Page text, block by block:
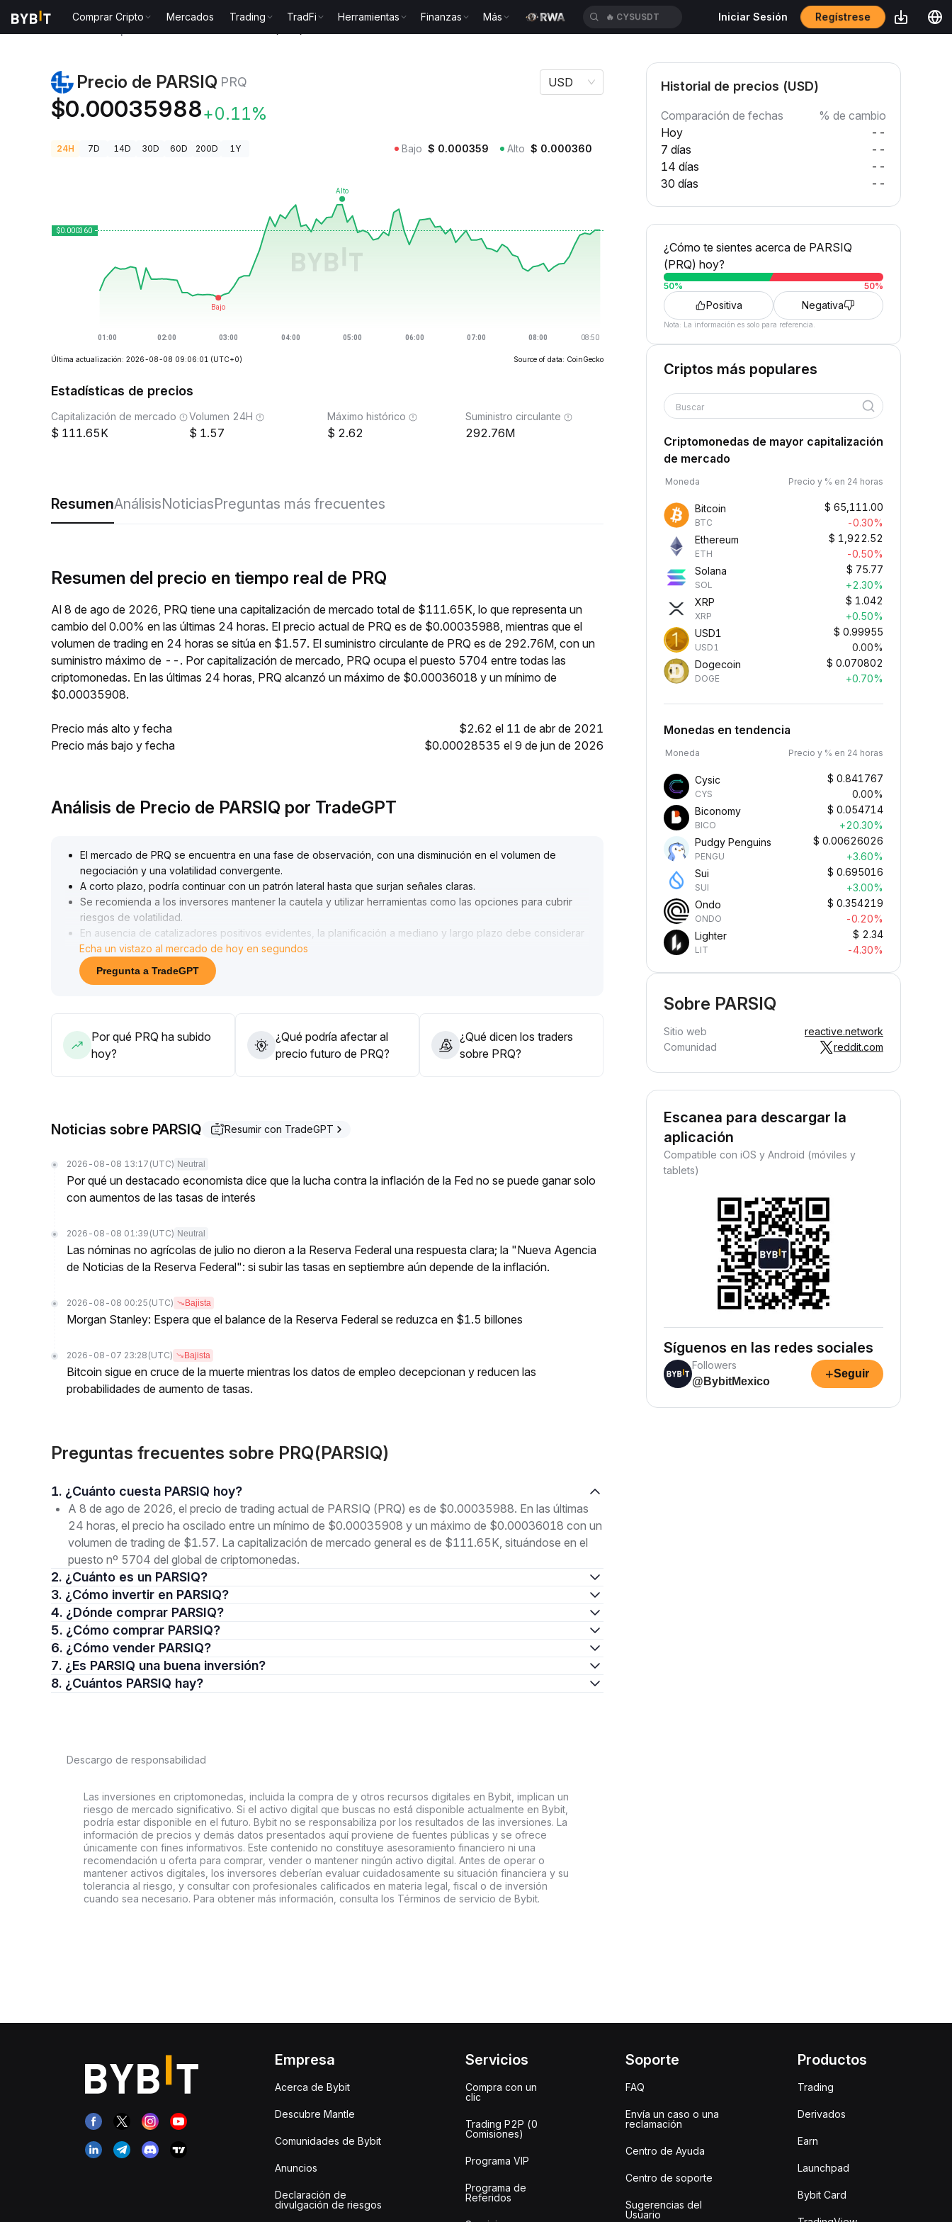
Comprar Cripto Mercados Trading TradFi Herramientas Finanzas Más 🔥 CYSUSDT Iniciar Sesión Regístrese
Precio de PARSIQ PRQ
$0.00035988+0.11%
USD
24H 7D 14D 30D 60D 200D 1Y Bajo $ 0.000359 Alto $ 0.000360
Última actualización: 2026-08-08 09:06:01 (UTC+0) Source of data: CoinGecko
Estadísticas de precios
Capitalización de mercado
111.65K
Volumen 24H
1.57
Máximo histórico
2.62
Suministro circulante
292.76M
ResumenAnálisisNoticiasPreguntas más frecuentes
Resumen del precio en tiempo real de PRQ
Al 8 de ago de 2026, PRQ tiene una capitalización de mercado total de $111.65K, lo que representa un
cambio del 0.00% en las últimas 24 horas. El precio actual de PRQ es de $0.00035988, mientras que el
volumen de trading en 24 horas se sitúa en $1.57. El suministro circulante de PRQ es de 292.76M, con un
suministro máximo de --. Por capitalización de mercado, PRQ ocupa el puesto 5704 entre todas las
criptomonedas. En las últimas 24 horas, PRQ alcanzó un máximo de $0.00036018 y un mínimo de
$0.00035908.
Precio más alto y fecha
$2.62 el 11 de abr de 2021
Precio más bajo y fecha
$0.00028535 el 9 de jun de 2026
Análisis de Precio de PARSIQ por TradeGPT
El mercado de PRQ se encuentra en una fase de observación, con una disminución en el volumen de
negociación y una volatilidad convergente.
A corto plazo, podría continuar con un patrón lateral hasta que surjan señales claras.
Se recomienda a los inversores mantener la cautela y utilizar herramientas como las opciones para cubrir
riesgos de volatilidad.
En ausencia de catalizadores positivos evidentes, la planificación a mediano y largo plazo debe considerar
el impacto de posibles eventos desencadenantes
Una vez que el mercado supere la actitud de espera, podría experimentar una volatilidad significativa
Una estrategia anticipada puede permitir aprovechar las oportunidades
Echa un vistazo al mercado de hoy en segundos
Pregunta a TradeGPT
Por qué PRQ ha subido
hoy?
¿Qué podría afectar al
precio futuro de PRQ?
¿Qué dicen los traders
sobre PRQ?
Noticias sobre PARSIQ Resumir con TradeGPT
2026-08-08 13:17 (UTC) Neutral
Por qué un destacado economista dice que la lucha contra la inflación de la Fed no se puede ganar solo
con aumentos de las tasas de interés
2026-08-08 01:39 (UTC) Neutral
Las nóminas no agrícolas de julio no dieron a la Reserva Federal una respuesta clara; la "Nueva Agencia
de Noticias de la Reserva Federal": si subir las tasas en septiembre aún depende de la inflación.
2026-08-08 00:25 (UTC) Bajista
Morgan Stanley: Espera que el balance de la Reserva Federal se reduzca en $1.5 billones
2026-08-07 23:28 (UTC) Bajista
Bitcoin sigue en cruce de la muerte mientras los datos de empleo decepcionan y reducen las
probabilidades de aumento de tasas.
Preguntas frecuentes sobre PRQ(PARSIQ)
1. ¿Cuánto cuesta PARSIQ hoy?
A 8 de ago de 2026, el precio de trading actual de PARSIQ (PRQ) es de $0.00035988. En las últimas
24 horas, el precio ha oscilado entre un mínimo de $0.00035908 y un máximo de $0.00036018 con un
volumen de trading de $1.57. La capitalización de mercado general es de $111.65K, situándose en el
puesto nº 5704 del global de criptomonedas.
2. ¿Cuánto es un PARSIQ?
3. ¿Cómo invertir en PARSIQ?
4. ¿Dónde comprar PARSIQ?
5. ¿Cómo comprar PARSIQ?
6. ¿Cómo vender PARSIQ?
7. ¿Es PARSIQ una buena inversión?
8. ¿Cuántos PARSIQ hay?
Descargo de responsabilidad
Las inversiones en criptomonedas, incluida la compra de y otros recursos digitales en Bybit, implican un
riesgo de mercado significativo. Si el activo digital que buscas no está disponible actualmente en Bybit,
podría estar disponible en el futuro. Bybit no se responsabiliza por los resultados de las inversiones. La
información de precios y demás datos presentados aquí proviene de fuentes públicas y se ofrece
únicamente con fines informativos. Este contenido no constituye asesoramiento financiero ni una
recomendación u oferta para comprar, vender o mantener ningún activo digital. Antes de operar o
mantener activos digitales, los inversores deberían evaluar cuidadosamente su situación financiera y su
tolerancia al riesgo, y consultar con profesionales calificados en materia legal, fiscal o de inversión
cuando sea necesario. Para obtener más información, consulta los Términos de servicio de Bybit.
Historial de precios (USD)
Comparación de fechas
% de cambio
Hoy
--
7 días
--
14 días
--
30 días
--
¿Cómo te sientes acerca de PARSIQ
(PRQ) hoy?
50% 50%
Positiva Negativa
Nota: La información es solo para referencia.
Criptos más populares
Buscar
Criptomonedas de mayor capitalización
de mercado
Moneda Precio y % en 24 horas
Bitcoin
BTC
$ 65,111.00
-0.30%
Ethereum
ETH
$ 1,922.52
-0.50%
Solana
SOL
$ 75.77
+2.30%
XRP
XRP
$ 1.042
+0.50%
USD1
USD1
$ 0.99955
0.00%
Dogecoin
DOGE
$ 0.070802
+0.70%
Monedas en tendencia
Moneda Precio y % en 24 horas
Cysic
CYS
$ 0.841767
0.00%
Biconomy
BICO
$ 0.054714
+20.30%
Pudgy Penguins
PENGU
$ 0.00626026
+3.60%
Sui
SUI
$ 0.695016
+3.00%
Ondo
ONDO
$ 0.354219
-0.20%
Lighter
LIT
$ 2.34
-4.30%
Sobre PARSIQ
Sitio web
reactive.network
Comunidad
reddit.com
Escanea para descargar la
aplicación
Compatible con iOS y Android (móviles y
tablets)
Síguenos en las redes sociales
Followers
@BybitMexico
+Seguir
Empresa
Acerca de Bybit
Descubre Mantle
Comunidades de Bybit
Anuncios
Declaración de
divulgación de riesgos
Servicios
Compra con un
clic
Trading P2P (0
Comisiones)
Programa VIP
Programa de
Referidos
Soporte
FAQ
Envía un caso o una
reclamación
Centro de Ayuda
Centro de soporte
Sugerencias del
Usuario
Productos
Trading
Derivados
Earn
Launchpad
Bybit Card